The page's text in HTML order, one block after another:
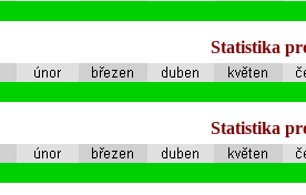
Statistika
Statistika